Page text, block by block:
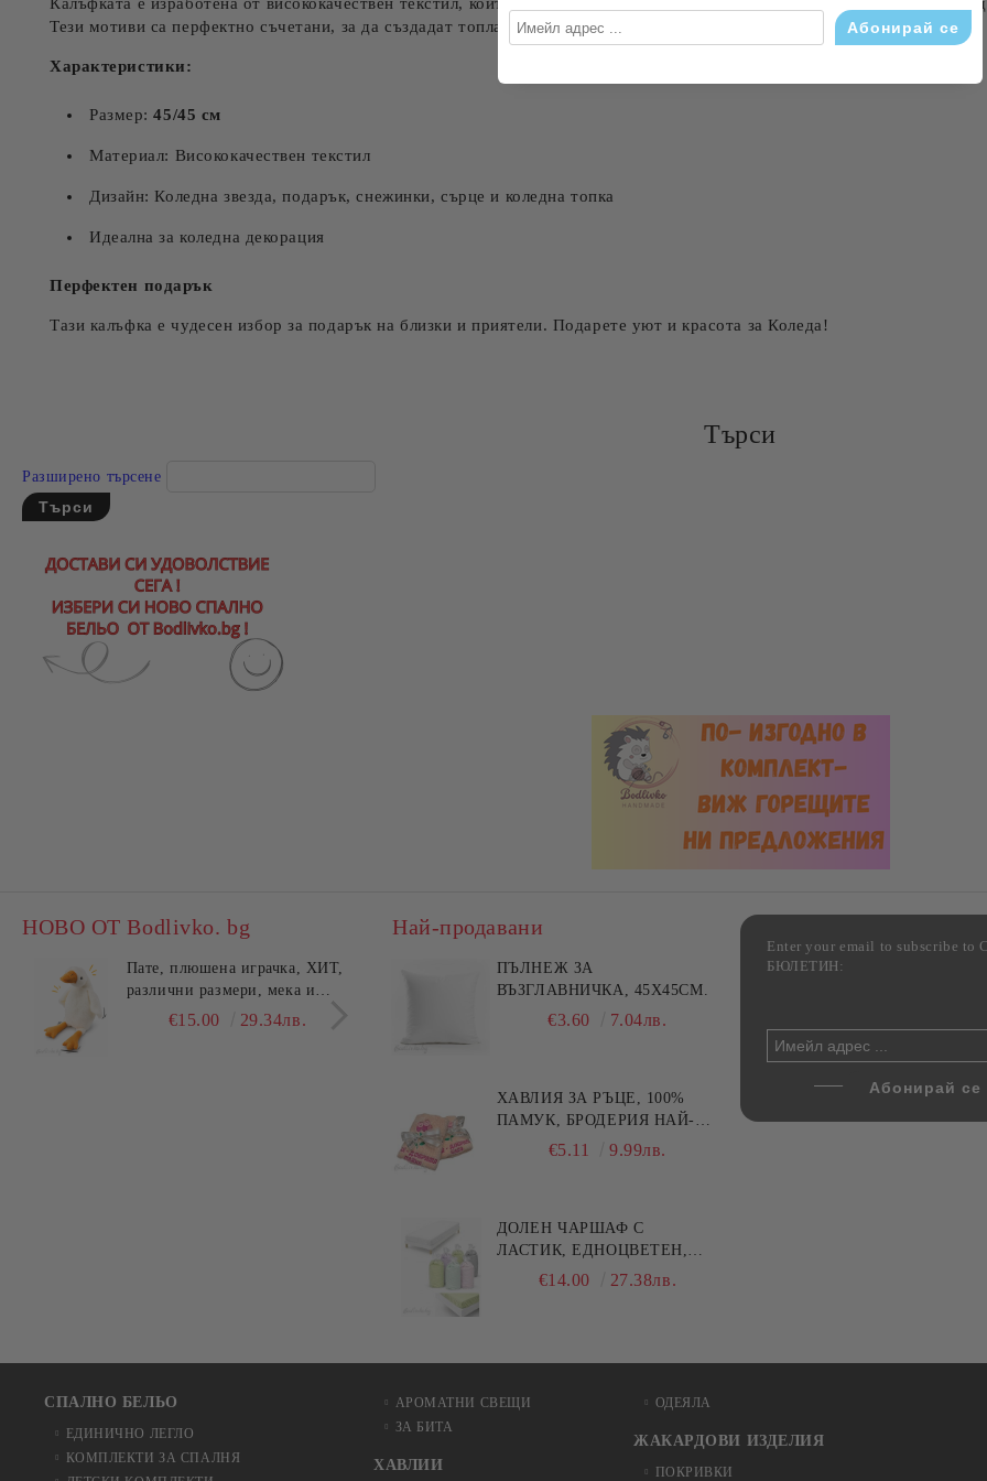
Тези мотиви са перфектно съчетани, за да създадат топла и уютна атмосфера във вашия дом.
Характеристики:
Размер:45/45 см
Материал: Висококачествен текстил
Дизайн: Коледна звезда, подарък, снежинки, сърце и коледна топка
Идеална за коледна декорация
Перфектен подарък
Тази калъфка е чудесен избор за подарък на близки и приятели. Подарете уют и красота за Коледа!
Търси
Разширено търсене
НОВО ОТ Bodlivko. bg
Пате, плюшена играчка, ХИТ,
различни размери, мека и
гушлива€15.00 29.34лв.
Калъфка за възглавница ,
едноцветна, 100% памук,
различни цветове по избор
€4.00 7.82лв.
Комплект за алкохолни
Най-продавани
ПЪЛНЕЖ ЗА
ВЪЗГЛАВНИЧКА, 45X45СМ.
€3.60 7.04лв.
ХАВЛИЯ ЗА РЪЦЕ, 100%
ПАМУК, БРОДЕРИЯ НАЙ-
ДОБАРАТА МАЙКА/БАБА ,
€5.11 9.99лв.
ДОЛЕН ЧАРШАФ С
ЛАСТИК, ЕДНОЦВЕТЕН,
100% ПАМУК, РАЗЛИЧНИ
€14.00 27.38лв.
Enter your email to subscribe
БЮЛЕТИН:
СПАЛНО БЕЛЬО
ЕДИНИЧНО ЛЕГЛО
КОМПЛЕКТИ ЗА СПАЛНЯ
АРОМАТНИ СВЕЩИ
ЗА БИТА
ХАВЛИИ
ОДЕЯЛА
ЖАКАРДОВИ ИЗДЕЛИЯ
ПОКРИВКИ